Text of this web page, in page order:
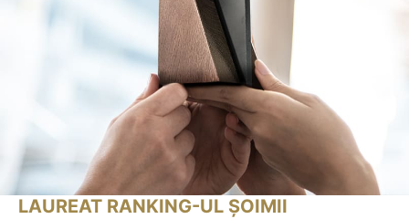
LAUREAT RANKING-UL ȘOIMII